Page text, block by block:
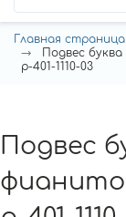
Главная страница
Подвес
р-401-1110-03
Подвес